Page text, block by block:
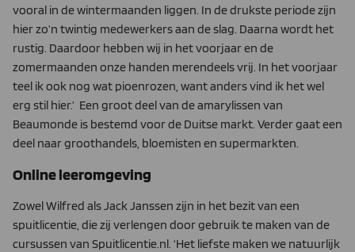
vooral in de wintermaanden liggen. In de drukste periode zijn
hier zo’n twintig medewerkers aan de slag. Daarna wordt het
rustig. Daardoor hebben wij in het voorjaar en de
zomermaanden onze handen merendeels vrij. In het voorjaar
teel ik ook nog wat pioenrozen, want anders vind ik het wel
erg stil hier.’ Een groot deel van de amarylissen van
Beaumonde is bestemd voor de Duitse markt. Verder gaat een
deel naar groothandels, bloemisten en supermarkten.
Online leeromgeving
Zowel Wilfred als Jack Janssen zijn in het bezit van een
spuitlicentie, die zij verlengen door gebruik te maken van de
cursussen van Spuitlicentie.nl. ‘Het liefste maken we natuurlijk